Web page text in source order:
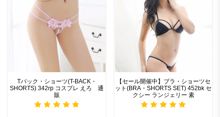
Tバック・ショーツ(T-BACK・
SHORTS) 342rp コスプレ えろ 通
販
【セール開催中】ブラ・ショーツセ
ット(BRA・SHORTS SET) 452bk セ
クシー ランジェリー 素